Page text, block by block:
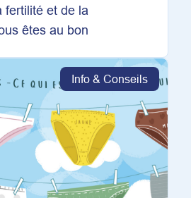
fertilité et de la
êtes au bon
Info & Conseils